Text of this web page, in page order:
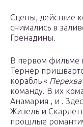
Сцены, действие
снимались в
Гренадины.
В первом фильме
Тернер
корабль «
команду. В их
Анамария , и .
Жизель и
прошлые